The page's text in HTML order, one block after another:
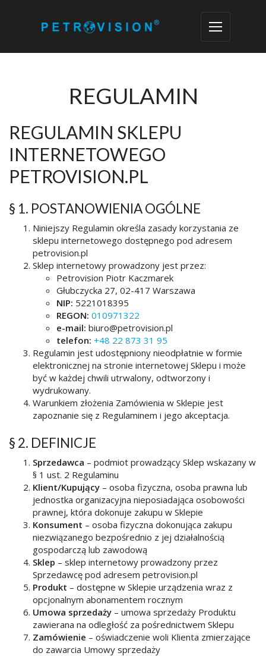
REGULAMIN
REGULAMIN SKLEPU
INTERNETOWEGO
PETROVISION.PL
§ 1. POSTANOWIENIA OGÓLNE
Niniejszy Regulamin określa zasady korzystania ze
sklepu internetowego dostępnego pod adresem
petrovision.pl
Sklep internetowy prowadzony jest przez:
Petrovision Piotr Kaczmarek
Głubczycka 27, 02-417 Warszawa
NIP: 5221018395
REGON: 010971322
e-mail: biuro@petrovision.pl
telefon: +48 22 873 31 95
Regulamin jest udostępniony nieodpłatnie w formie
elektronicznej na stronie internetowej Sklepu i może
być w każdej chwili utrwalony, odtworzony i
wydrukowany.
Warunkiem złożenia Zamówienia w Sklepie jest
zapoznanie się z Regulaminem i jego akceptacja.
§ 2. DEFINICJE
Sprzedawca – podmiot prowadzący Sklep wskazany w
§ 1 ust. 2 Regulaminu
Klient/Kupujący – osoba fizyczna, osoba prawna lub
jednostka organizacyjna nieposiadająca osobowości
prawnej, która dokonuje zakupu w Sklepie
Konsument – osoba fizyczna dokonująca zakupu
niezwiązanego bezpośrednio z jej działalnością
gospodarczą lub zawodową
Sklep – sklep internetowy prowadzony przez
Sprzedawcę pod adresem petrovision.pl
Produkt – dostępne w Sklepie urządzenia wraz z
opcjonalnym abonamentem rocznym
Umowa sprzedaży – umowa sprzedaży Produktu
zawierana na odległość za pośrednictwem Sklepu
Zamówienie – oświadczenie woli Klienta zmierzające
do zawarcia Umowy sprzedaży